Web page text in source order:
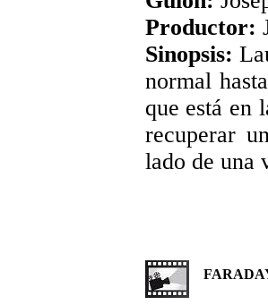
Productor:
Sinopsis:
normal
que está en
recuperar
lado de una